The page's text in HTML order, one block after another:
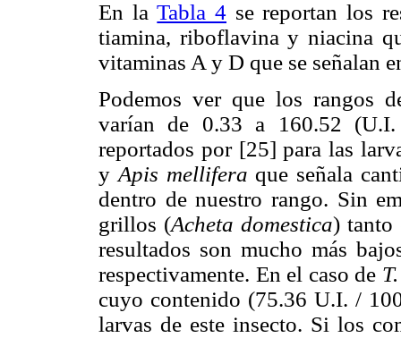
En laTabla 4 se reportan los
tiamina, riboflavina y niacina
vitaminas A y D que se señalan
Podemos ver que los rangos
varían de 0.33 a 160.52
reportados por [25] para las
y Apis mellifera que señala
dentro de nuestro rango. Sin
grillos (Acheta domestica) tanto
resultados son mucho más
respectivamente. En el caso de
cuyo contenido (75.36 U.I. /
larvas de este insecto. Si los